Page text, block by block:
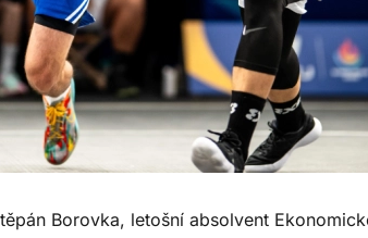
Borovka, letošní absolvent